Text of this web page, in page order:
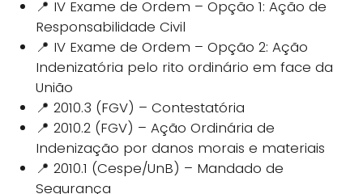
📍 IV Exame de Ordem – Opção 1: Ação de
Responsabilidade Civil
📍 IV Exame de Ordem – Opção 2: Ação
Indenizatória pelo rito ordinário em face da
União
📍 2010.3 (FGV) – Contestatória
📍 2010.2 (FGV) – Ação Ordinária de
Indenização por danos morais e materiais
📍 2010.1 (Cespe/UnB) – Mandado de
Segurança